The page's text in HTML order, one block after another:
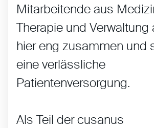
Mitarbeitende aus
Therapie und Verwaltung
hier eng zusammen und
eine verlässliche
Patientenversorgung.
Als Teil der cusanus